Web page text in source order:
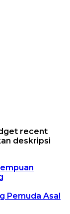
recent
deskripsi
Pemuda Asal